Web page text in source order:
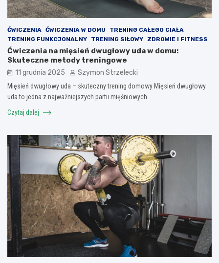
ĆWICZENIA ĆWICZENIA W DOMU
TRENING CAŁEGO CIAŁA
TRENING FUNKCJONALNY
TRENING SIŁOWY ZDROWIE I FITNESS
Ćwiczenia na mięsień dwugłowy uda w domu:
Skuteczne metody treningowe
11 grudnia 2025 Szymon Strzelecki
Mięsień dwugłowy uda – skuteczny trening domowy Mięsień dwugłowy
uda to jedna z najważniejszych partii mięśniowych…
Czytaj dalej